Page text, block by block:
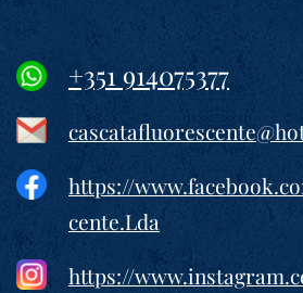
+351 914075377
https://
cente.Lda
https://